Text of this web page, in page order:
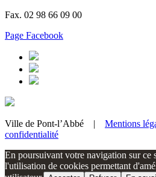
Fax. 02 98 66 09 00
Page Facebook
Ville de Pont-l’Abbé | Mentions
confidentialité
En poursuivant votre navigation sur ce
l'utilisation de cookies permettant